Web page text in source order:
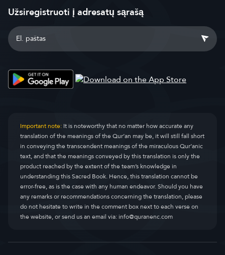
Užsiregistruoti į adresatų sąrašą
Important note:It is noteworthy that no matter how accurate any
translation of the meanings of the Qur’an may be, it will still fall short
in conveying the transcendent meanings of the miraculous Qur’anic
text, and that the meanings conveyed by this translation is only the
product reached by the extent of the team’s knowledge in
understanding this Sacred Book. Hence, this translation cannot be
error-free, as is the case with any human endeavor. Should you have
any remarks or recommendations concerning the translation, please
do not hesitate to write in the comment box next to each verse on
the website, or send us an email via:info@quranenc.com